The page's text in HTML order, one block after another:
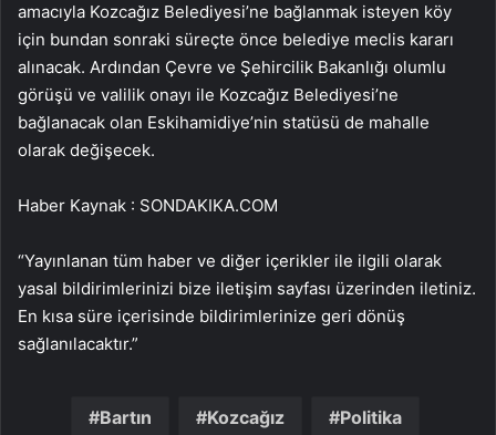
amacıyla Kozcağız Belediyesi’ne bağlanmak isteyen köy
için bundan sonraki süreçte önce belediye meclis kararı
alınacak. Ardından Çevre ve Şehircilik Bakanlığı olumlu
görüşü ve valilik onayı ile Kozcağız Belediyesi’ne
bağlanacak olan Eskihamidiye’nin statüsü de mahalle
olarak değişecek.
Haber Kaynak : SONDAKIKA.COM
“Yayınlanan tüm haber ve diğer içerikler ile ilgili olarak
yasal bildirimlerinizi bize iletişim sayfası üzerinden iletiniz.
En kısa süre içerisinde bildirimlerinize geri dönüş
sağlanılacaktır.”
Bartın Kozcağız Politika